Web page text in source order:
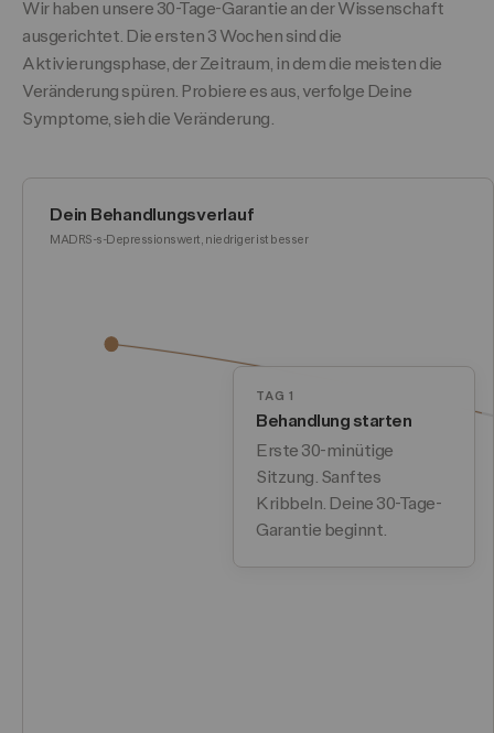
Wir haben unsere 30-Tage-Garantie an der Wissenschaft
ausgerichtet. Die ersten 3 Wochen sind die
Aktivierungsphase, der Zeitraum, in dem die meisten die
Veränderung spüren. Probiere es aus, verfolge Deine
Symptome, sieh die Veränderung.
Dein Behandlungsverlauf
MADRS-s-Depressionswert, niedriger ist besser
TAG 1
Behandlung starten
Erste 30-minütige
Sitzung. Sanftes
Kribbeln. Deine 30-Tage-
Garantie beginnt.